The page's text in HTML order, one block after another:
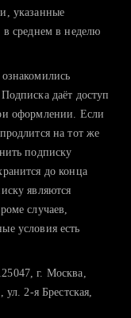
поднимаете
и оценить шансы
указанные
в среднем в неделю
даёт доступ
оформлении. Если
на тот же
подписку
до конца
являются
случаев,
условия есть
г. Москва,
2-я Брестская,